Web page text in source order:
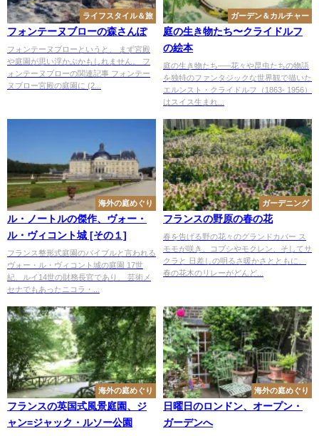
ライフスタイル＆旅
フォンテーヌブローの森さんぽ
フォンテーヌブローというと、 まず宮殿
や庭園が思い浮かぶかもしれません。 フ
ォンテーヌブローの関連記事 フォンテー
ヌブロー宮殿の庭園に (2...
ガーデン＆カルチャー
庭の生き物たち〜クライドルフ
の絵本
庭の生き物たち–––花々や昆虫たちの物語
を独特のファンタジックな世界観で描いた
エルンスト・クライドルフ（1863- 1956）
はスイス生まれ...
海外の庭めぐり
ル・ノートルの傑作、ヴォー・
ル・ヴィコント城 [その１]
フランス整形式庭園のバイブルと言われる
ヴォー・ル・ヴィコント城の庭園 17世
紀、ルイ14世の財務長官であり、 芸術メ
セナでもあったニコラ・...
ガーデニング
フランスの野原の春の花
春を告げる野の花々のグランドカバー ス
モモが咲き、コブシやモクレン、そしてサ
クラと 日差しの明るさ暖かさとともに、
春の花木のリレーがどんど...
海外の庭めぐり
フランスの英国式風景庭園、ジ
ャン=ジャック・ルソー公園
海外の庭めぐり
日曜日のロンドン、オープン・
ガーデンへ